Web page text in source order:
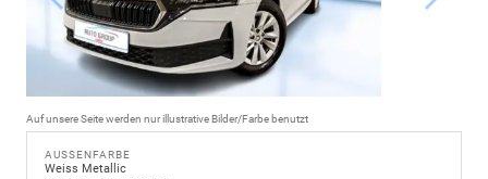
Auf unsere Seite werden nur illustrative Bilder/Farbe benutzt
AUSSENFARBE
Weiss Metallic